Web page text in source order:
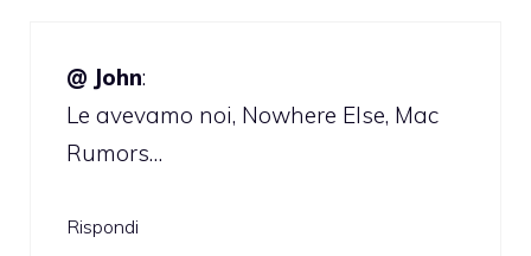
@ John:
Le avevamo noi, Nowhere Else, Mac
Rumors…
Rispondi